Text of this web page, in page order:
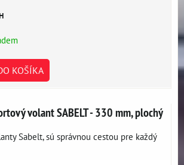
KOŠÍKA
volant SABELT - 330 mm, plochý
Sabelt, sú správnou cestou pre každý